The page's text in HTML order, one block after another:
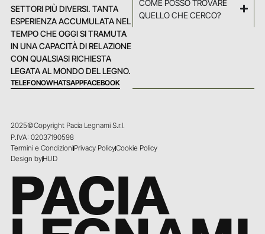
SETTORI PIÙ DIVERSI. TANTA
ESPERIENZA ACCUMULATA NEL
TEMPO CHE OGGI SI TRAMUTA
IN UNA CAPACITÀ DI RELAZIONE
CON QUALSIASI RICHIESTA
LEGATA AL MONDO DEL LEGNO.
TELEFONOWHATSAPPFACEBOOK
COME POSSO TROVARE
QUELLO CHE CERCO?
2025©Copyright Pacia Legnami S.r.l.
P.IVA: 02037190598
Termini e CondizioniPrivacy PolicyCookie Policy
Design byHUD
PACIA